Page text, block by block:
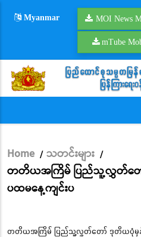
Myanmar MOI News
mTube
Breadcrumb
Home / သတင်းများ /
တတိယအကြိမ် ပြည်သူ့လွှတ်တေ
ပထမနေ့ကျင်းပ
တတိယအကြိမ် ပြည်သူ့လွှတ်တော် ဒုတိယပုံမှန်